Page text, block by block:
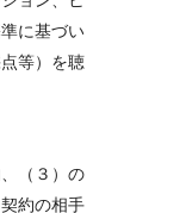
に基づい
等）を聴
（３）の
約の相手